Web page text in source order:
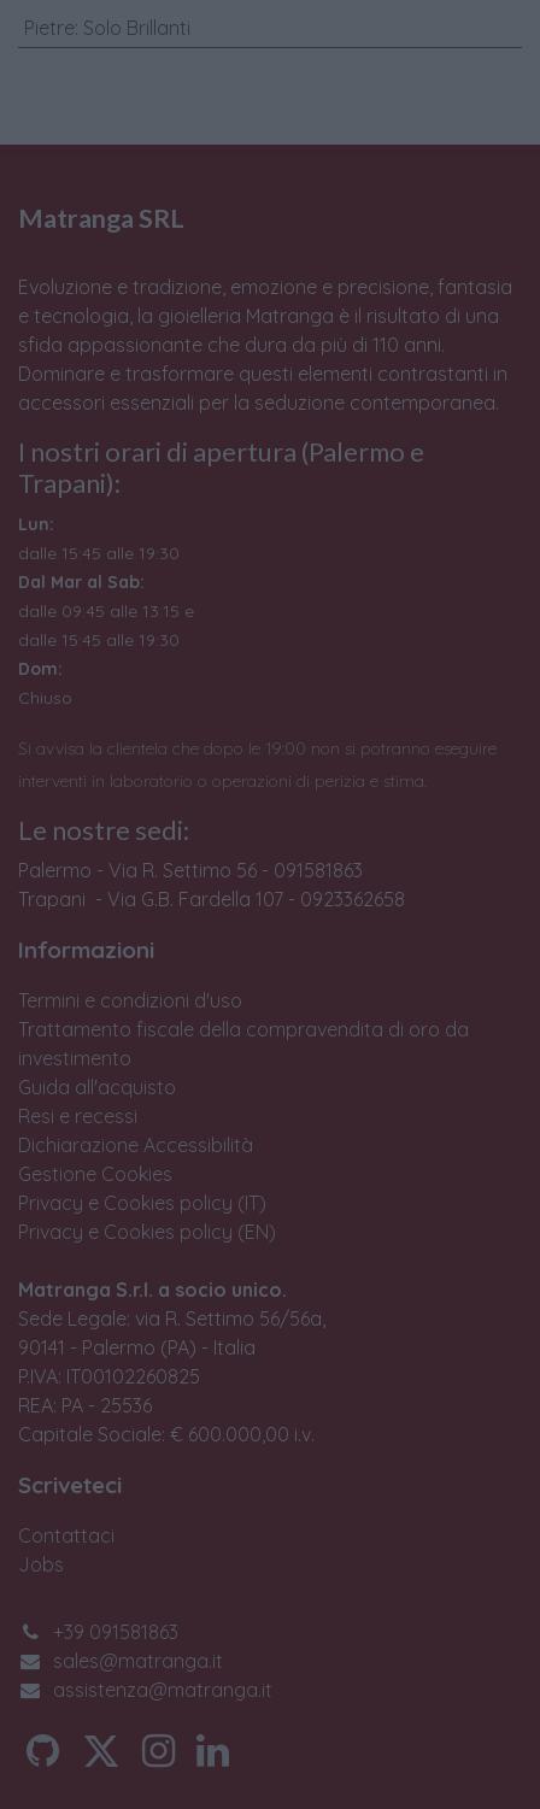
Pietre: Solo Brillanti
Matranga SRL
Evoluzione e tradizione, emozione e precisione, fantasia
e tecnologia, la gioielleria Matranga è il risultato di una
sfida appassionante che dura da più di 110 anni.
Dominare e trasformare questi elementi contrastanti in
accessori essenziali per la seduzione contemporanea.
I nostri orari di apertura (Palermo e
Trapani):
Lun:
dalle 15:45 alle 19:30
Dal Mar al Sab:
dalle 09:45 alle 13:15 e
dalle 15:45 alle 19:30
Dom:
Chiuso
Si avvisa la clientela che dopo le 19:00 non si potranno eseguire
interventi in laboratorio o operazioni di perizia e stima.
Le nostre sedi:
Palermo - Via R. Settimo 56 - 091581863
Trapani - Via G.B. Fardella 107 - 0923362658
Informazioni
Termini e condizioni d'uso
Trattamento fiscale della compravendita di oro da
investimento
Guida all'acquisto
Resi e recessi
Dichiarazione Accessibilità
Gestione Cookies
Privacy e Cookies policy (IT)
Privacy e Cookies policy (EN)
Matranga S.r.l. a socio unico.
Sede Legale: via R. Settimo 56/56a,
90141 - Palermo (PA) - Italia
P.IVA: IT00102260825
REA: PA - 25536
Capitale Sociale: € 600.000,00 i.v.
Scriveteci
Contattaci
Jobs
+39 091581863
sales@matranga.it
assistenza@matranga.it